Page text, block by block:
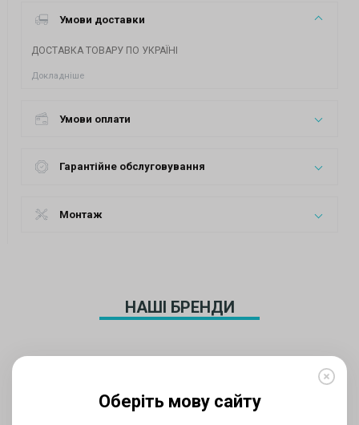
Оберіть мову сайту
Умови доставки
ДОСТАВКА ТОВАРУ ПО УКРАЇНІ
Докладніше
Умови оплати
Гарантійне обслуговування
Монтаж
НАШІ БРЕНДИ